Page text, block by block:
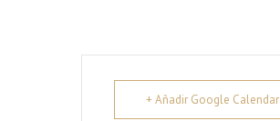
+ Añadir Google Calendar